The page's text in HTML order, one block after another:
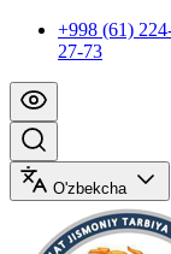
+998 (61)
27-73
O'zbekcha